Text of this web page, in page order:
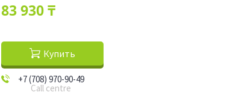
83 930 ₸
Купить
+7 (708) 970-90-49
Call centre